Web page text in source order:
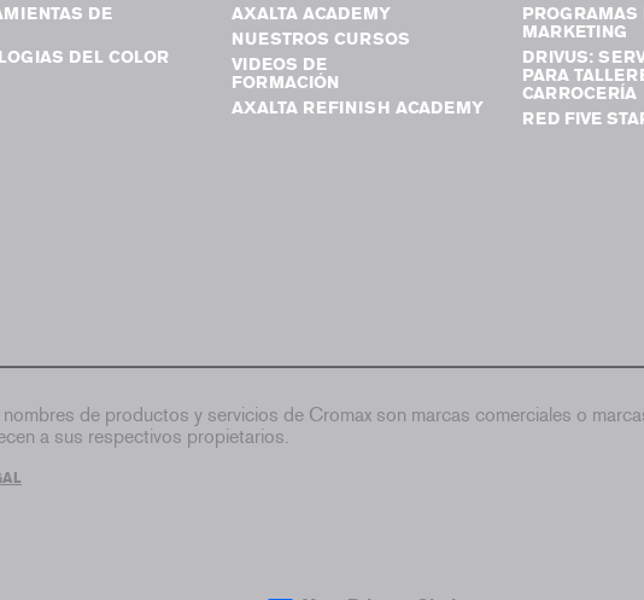
DE
DEL COLOR
AXALTA ACADEMY
NUESTROS CURSOS
VIDEOS DE
FORMACIÓN
AXALTA REFINISH ACADEMY
PROGRAMAS
MARKETING
DRIVUS:
PARA
CARROCERÍA
RED FIVE
de productos y servicios de Cromax son marcas comerciales o
a sus respectivos propietarios.